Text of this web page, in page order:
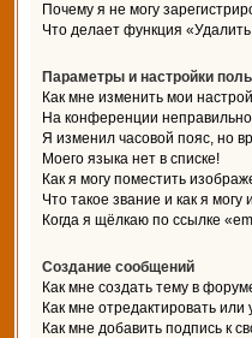
Почему я не могу
Что делает функция
Параметры и настройки
Как мне изменить мои
На конференции
Я изменил часовой пояс, но
Моего языка нет в списке!
Как я могу поместить
Что такое звание и как я могу
Когда я щёлкаю по ссылке
Создание сообщений
Как мне создать тему в
Как мне отредактировать
Как мне добавить подпись к